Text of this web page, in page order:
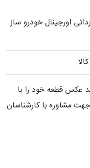
اورجینال خودرو ساز
عکس قطعه خود را با
مشاوره با کارشناسان